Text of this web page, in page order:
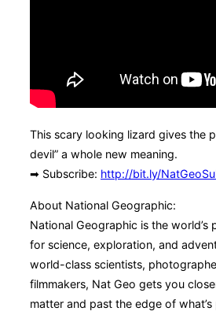
This scary looking lizard gives the
devil” a whole new meaning.
➡ Subscribe: http://bit.ly/
About National Geographic:
National Geographic is the world’s
for science, exploration, and
world-class scientists,
filmmakers, Nat Geo gets you
matter and past the edge of what’s